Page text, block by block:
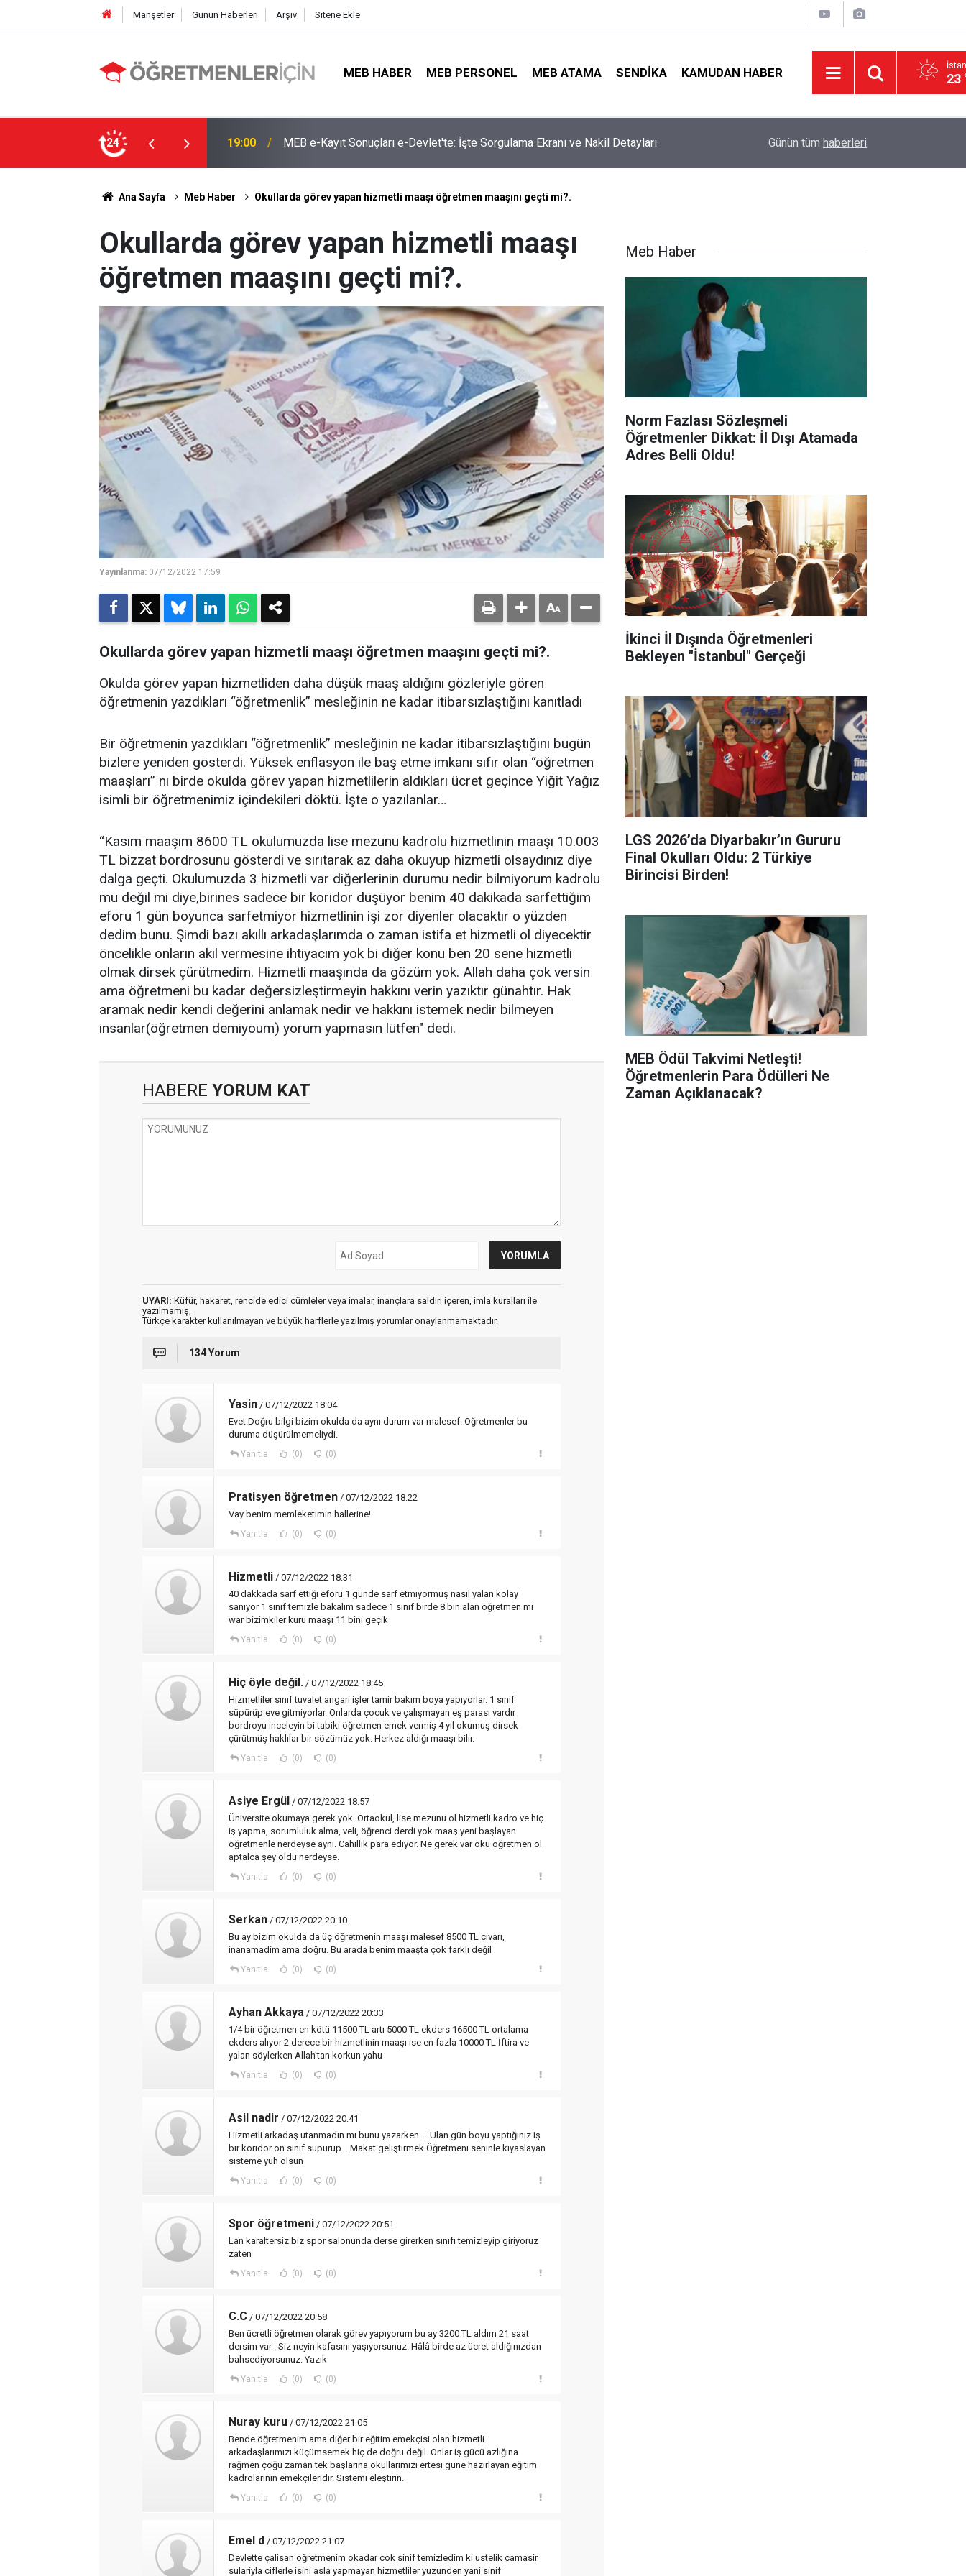
Manşetler Günün Haberleri Arşiv Sitene Ekle
MEB HABER MEB PERSONEL MEB ATAMA SENDIKA KAMUDAN HABER 23
24
İşte Sorgulama Ekranı ve Nakil Detayları 09:02 4 Branşta Öğretmenleri Norm Fazlası Tehlikesi Bekliyor!
Tercihler Başladı
Günün tüm haberleri
Ana Sayfa Meb Haber Okullarda görev yapan hizmetli maaşı öğretmen maaşını geçti mi?.
Okullarda görev yapan hizmetli maaşı
öğretmen maaşını geçti mi?.
Yayınlanma: 07/12/2022 17:59
Okullarda görev yapan hizmetli maaşı öğretmen maaşını geçti mi?.
Okulda görev yapan hizmetliden daha düşük maaş aldığını gözleriyle gören
öğretmenin yazdıkları “öğretmenlik” mesleğinin ne kadar itibarsızlaştığını kanıtladı
Bir öğretmenin yazdıkları “öğretmenlik” mesleğinin ne kadar itibarsızlaştığını bugün
bizlere yeniden gösterdi. Yüksek enflasyon ile baş etme imkanı sıfır olan “öğretmen
maaşları” nı birde okulda görev yapan hizmetlilerin aldıkları ücret geçince Yiğit Yağız
isimli bir öğretmenimiz içindekileri döktü. İşte o yazılanlar…
“Kasım maaşım 8600 TL okulumuzda lise mezunu kadrolu hizmetlinin maaşı 10.003
TL bizzat bordrosunu gösterdi ve sırıtarak az daha okuyup hizmetli olsaydınız diye
dalga geçti. Okulumuzda 3 hizmetli var diğerlerinin durumu nedir bilmiyorum kadrolu
mu değil mi diye,birines sadece bir koridor düşüyor benim 40 dakikada sarfettiğim
eforu 1 gün boyunca sarfetmiyor hizmetlinin işi zor diyenler olacaktır o yüzden
dedim bunu. Şimdi bazı akıllı arkadaşlarımda o zaman istifa et hizmetli ol diyecektir
öncelikle onların akıl vermesine ihtiyacım yok bi diğer konu ben 20 sene hizmetli
olmak dirsek çürütmedim. Hizmetli maaşında da gözüm yok. Allah daha çok versin
ama öğretmeni bu kadar değersizleştirmeyin hakkını verin yazıktır günahtır. Hak
aramak nedir kendi değerini anlamak nedir ve hakkını istemek nedir bilmeyen
insanlar(öğretmen demiyoum) yorum yapmasın lütfen" dedi.
HABERE YORUM KAT
UYARI: Küfür, hakaret, rencide edici cümleler veya imalar, inançlara saldırı içeren, imla kuralları ile
yazılmamış,
Türkçe karakter kullanılmayan ve büyük harflerle yazılmış yorumlar onaylanmamaktadır.
134 Yorum
Yasin / 07/12/2022 18:04
Evet.Doğru bilgi bizim okulda da aynı durum var malesef. Öğretmenler bu
duruma düşürülmemeliydi.
Yanıtla (0) (0)
Pratisyen öğretmen / 07/12/2022 18:22
Vay benim memleketimin hallerine!
Yanıtla (0) (0)
Hizmetli / 07/12/2022 18:31
40 dakkada sarf ettiği eforu 1 günde sarf etmiyormuş nasıl yalan kolay
sanıyor 1 sınıf temizle bakalım sadece 1 sınıf birde 8 bin alan öğretmen mi
war bizimkiler kuru maaşı 11 bini geçik
Yanıtla (0) (0)
Hiç öyle değil. / 07/12/2022 18:45
Hizmetliler sınıf tuvalet angari işler tamir bakım boya yapıyorlar. 1 sınıf
süpürüp eve gitmiyorlar. Onlarda çocuk ve çalışmayan eş parası vardır
bordroyu inceleyin bi tabiki öğretmen emek vermiş 4 yıl okumuş dirsek
çürütmüş haklılar bir sözümüz yok. Herkez aldığı maaşı bilir.
Yanıtla (0) (0)
Asiye Ergül / 07/12/2022 18:57
Üniversite okumaya gerek yok. Ortaokul, lise mezunu ol hizmetli kadro ve hiç
iş yapma, sorumluluk alma, veli, öğrenci derdi yok maaş yeni başlayan
öğretmenle nerdeyse aynı. Cahillik para ediyor. Ne gerek var oku öğretmen ol
aptalca şey oldu nerdeyse.
Yanıtla (0) (0)
Serkan / 07/12/2022 20:10
Bu ay bizim okulda da üç öğretmenin maaşı malesef 8500 TL civarı,
inanamadim ama doğru. Bu arada benim maaşta çok farklı değil
Yanıtla (0) (0)
Ayhan Akkaya / 07/12/2022 20:33
1/4 bir öğretmen en kötü 11500 TL artı 5000 TL ekders 16500 TL ortalama
ekders alıyor 2 derece bir hizmetlinin maaşı ise en fazla 10000 TL İftira ve
yalan söylerken Allah'tan korkun yahu
Yanıtla (0) (0)
Asil nadir / 07/12/2022 20:41
Hizmetli arkadaş utanmadın mı bunu yazarken.... Ulan gün boyu yaptığınız iş
bir koridor on sınıf süpürüp... Makat geliştirmek Öğretmeni seninle kıyaslayan
sisteme yuh olsun
Yanıtla (0) (0)
Spor öğretmeni / 07/12/2022 20:51
Lan karaltersiz biz spor salonunda derse girerken sınıfı temizleyip giriyoruz
zaten
Yanıtla (0) (0)
C.C / 07/12/2022 20:58
Ben ücretli öğretmen olarak görev yapıyorum bu ay 3200 TL aldım 21 saat
dersim var . Siz neyin kafasını yaşıyorsunuz. Hâlâ birde az ücret aldığınızdan
bahsediyorsunuz. Yazık
Yanıtla (0) (0)
Nuray kuru / 07/12/2022 21:05
Bende öğretmenim ama diğer bir eğitim emekçisi olan hizmetli
arkadaşlarımızı küçümsemek hiç de doğru değil. Onlar iş gücü azlığına
rağmen çoğu zaman tek başlarına okullarımızı ertesi güne hazırlayan eğitim
kadrolarının emekçileridir. Sistemi eleştirin.
Yanıtla (0) (0)
Emel d / 07/12/2022 21:07
Devlette çalisan oğretmenim okadar cok sinif temizledim ki ustelik camasir
sulariyla ciflerle isini asla yapmayan hizmetliler yuzunden yani sinif
Meb Haber
Norm Fazlası Sözleşmeli
Öğretmenler Dikkat: İl Dışı Atamada
Adres Belli Oldu!
İkinci İl Dışında Öğretmenleri
Bekleyen "İstanbul" Gerçeği
LGS 2026’da Diyarbakır’ın Gururu
Final Okulları Oldu: 2 Türkiye
Birincisi Birden!
MEB Ödül Takvimi Netleşti!
Öğretmenlerin Para Ödülleri Ne
Zaman Açıklanacak?